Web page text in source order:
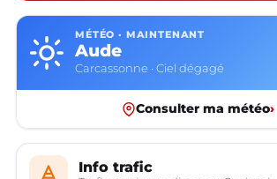
MÉTÉO · MAINTENANT
Aude
Carcassonne · Ciel dégagé
Consulter ma météo›
Info trafic